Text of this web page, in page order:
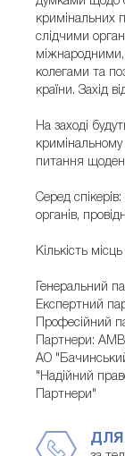
кримінальних
слідчими
міжнародними,
колегами та
країни. Захід
На заході
кримінальному
питання
Серед
органів,
Кількість
Генеральний
Експертний
Професійний
Партнери:
АО
"Надійний
Партнери"
ДЛЯ